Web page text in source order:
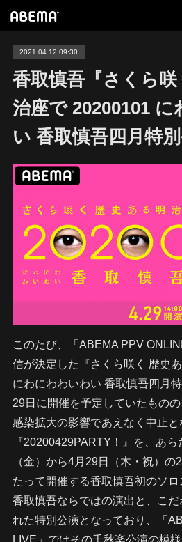
2021.04.12 09:30
香取慎吾『さくら
治座で 20200101
い 香取慎吾四月特別
このたび、「ABEMA PPV
信が決定した『さくら咲く 歴史
にわにわわいわい 香取慎吾四月
29日に開催を予定していたもの
感染拡大の影響であえなく中止
『20200429PARTY！』を、あ
（金）から4月29日（木・祝）
たって開催する香取慎吾初のソロ
香取慎吾ならではの演出と、こだ
れた特別公演となっており、「
LIVE」ではその千秋楽公演の模